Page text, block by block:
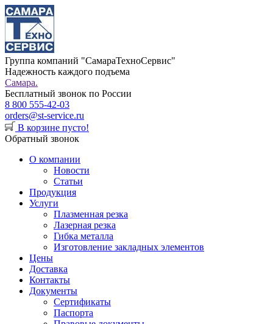
Группа компаний "СамараТехноСервис"
Надежность каждого подъема
Самара.
Бесплатный звонок по России
8 800 555-42-03
orders@st-service.ru
В корзине пусто!
Обратный звонок
О компании
Новости
Статьи
Продукция
Услуги
Плазменная резка
Лазерная резка
Гибка металла
Изготовление закладных элементов
Цены
Доставка
Контакты
Документы
Сертификаты
Паспорта